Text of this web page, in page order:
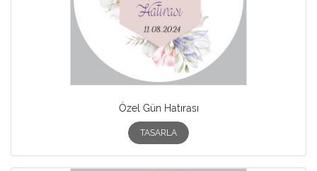
Özel Gün Hatırası
TASARLA